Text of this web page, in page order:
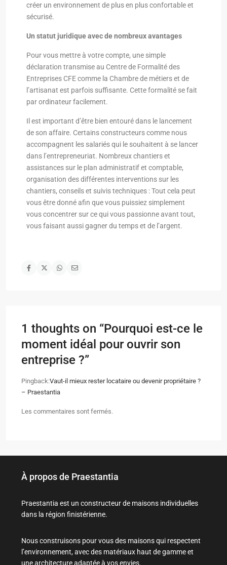
créer un environnement de plus en plus confortable et
sécurisé.
Un statut juridique avec de nombreux avantages
Pour vous mettre à votre compte, une simple
déclaration transmise au Centre de Formalité des
Entreprises CFE comme la Chambre de métiers et de
l’artisanat est parfois suffisante. Cette formalité se fait
par ordinateur facilement.
Il est important d’être bien entouré dans le lancement
de son affaire. Certains constructeurs comme nous
accompagnent les salariés qui le souhaitent à se lancer
dans l’entrepreneuriat. Nombreux chantiers et
assistances sur le plan administratif et comptable,
organisation des différentes interventions sur les
chantiers, conseils et suivis techniques : Tout cela peut
vous être donné afin que vous puissiez simplement
vous concentrer sur ce qui vous passionne avant tout,
vous faisant aussi gagner du temps et de l’argent.
1 thoughts on “Pourquoi est-ce le
moment idéal pour ouvrir son
entreprise ?”
Pingback:Vaut-il mieux rester locataire ou devenir propriétaire ?
– Praestantia
Les commentaires sont fermés.
À propos de Praestantia
Praestantia est un constructeur de maisons individuelles
dans la région finistérienne.
Nous construisons pour vous des maisons qui respectent
l’environnement, avec des matériaux haut de gamme et
une architecture adaptée à vos envies.